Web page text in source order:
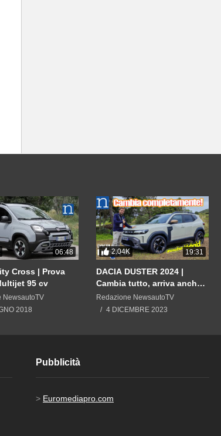
06:48
Cross | Prova
95 cv
NewsautoTV
2018
2.04K 19:31
DACIA DUSTER 2024 |
Cambia tutto, arriva anche
ibrida. E il prezzo?
Redazione NewsautoTV
4 DICEMBRE 2023
Pubblicità
> Euromediapro.com